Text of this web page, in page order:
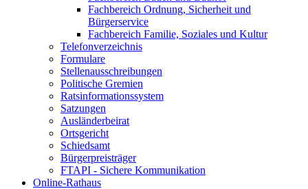
Fachbereich Ordnung, Sicherheit und
Bürgerservice
Fachbereich Familie, Soziales und Kultur
Telefonverzeichnis
Formulare
Stellenausschreibungen
Politische Gremien
Ratsinformationssystem
Satzungen
Ausländerbeirat
Ortsgericht
Schiedsamt
Bürgerpreisträger
FTAPI - Sichere Kommunikation
Online-Rathaus